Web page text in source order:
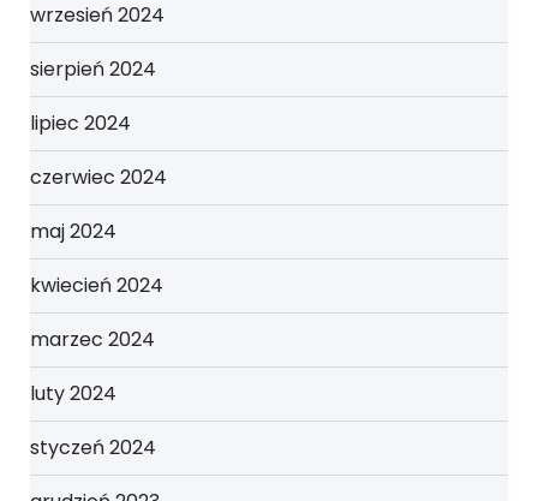
wrzesień 2024
sierpień 2024
lipiec 2024
czerwiec 2024
maj 2024
kwiecień 2024
marzec 2024
luty 2024
styczeń 2024